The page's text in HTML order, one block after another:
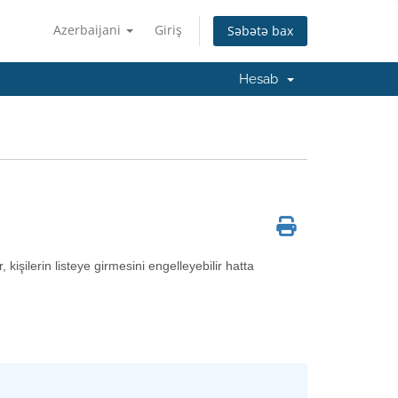
Azerbaijani Giriş Səbətə bax
Hesab
kişilerin listeye girmesini engelleyebilir hatta